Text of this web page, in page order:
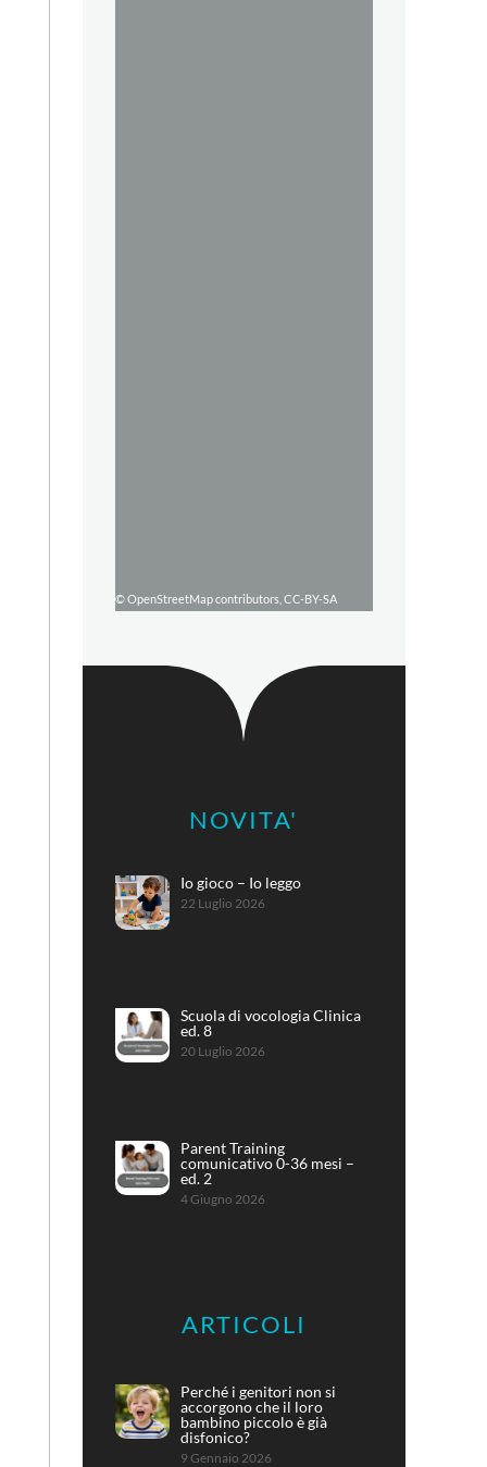
© OpenStreetMap contributors, CC-BY-SA
NOVITA'
Io gioco – Io leggo
22 Luglio 2026
Scuola di vocologia Clinica
ed. 8
20 Luglio 2026
Parent Training
comunicativo 0-36 mesi –
ed. 2
4 Giugno 2026
ARTICOLI
Perché i genitori non si
accorgono che il loro
bambino piccolo è già
disfonico?
9 Gennaio 2026